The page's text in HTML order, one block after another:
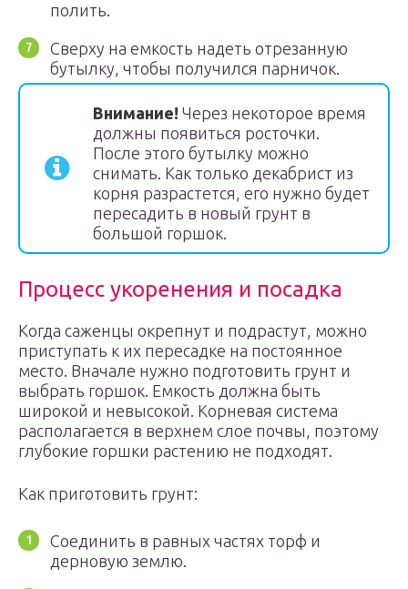
полить.
Сверху на емкость надеть отрезанную
бутылку, чтобы получился парничок.
Внимание! Через некоторое время
должны появиться росточки.
После этого бутылку можно
снимать. Как только декабрист из
корня разрастется, его нужно будет
пересадить в новый грунт в
большой горшок.
Процесс укоренения и посадка
Когда саженцы окрепнут и подрастут, можно
приступать к их пересадке на постоянное
место. Вначале нужно подготовить грунт и
выбрать горшок. Емкость должна быть
широкой и невысокой. Корневая система
располагается в верхнем слое почвы, поэтому
глубокие горшки растению не подходят.
Как приготовить грунт:
Соединить в равных частях торф и
дерновую землю.